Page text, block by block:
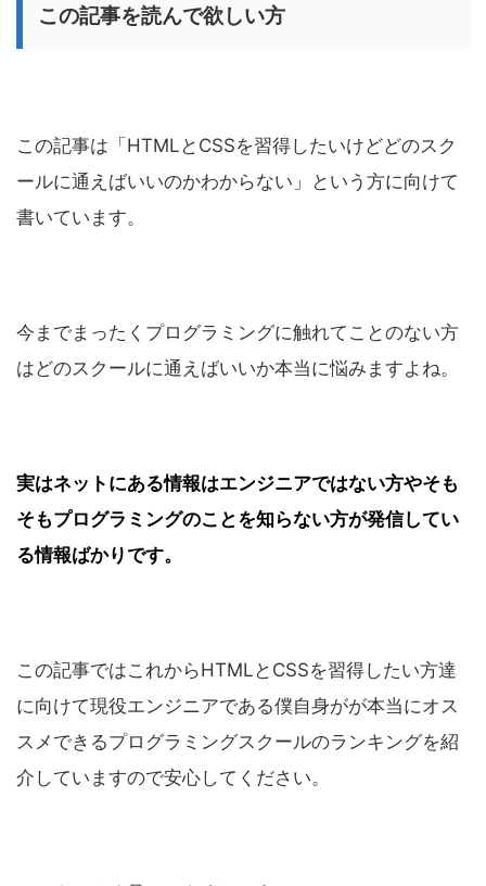
この記事を読んで欲しい方
この記事は「HTMLとCSSを習得したいけどどのスク
ールに通えばいいのかわからない」という方に向けて
書いています。
今までまったくプログラミングに触れてことのない方
はどのスクールに通えばいいか本当に悩みますよね。
実はネットにある情報はエンジニアではない方やそも
そもプログラミングのことを知らない方が発信してい
る情報ばかりです。
この記事ではこれからHTMLとCSSを習得したい方達
に向けて現役エンジニアである僕自身がが本当にオス
スメできるプログラミングスクールのランキングを紹
介していますので安心してください。